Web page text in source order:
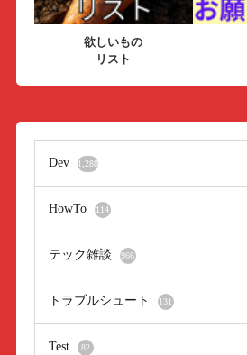
欲しいもの
リスト
Dev 1,288
HowTo 114
テック雑談 966
トラブルシュート 131
Test 82